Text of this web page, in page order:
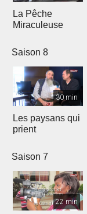
La Pêche
Miraculeuse
Saison 8
30 min
Les paysans qui
prient
Saison 7
22 min